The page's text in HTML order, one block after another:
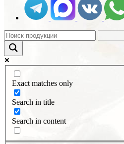
Exact matches only
Search in title
Search in content